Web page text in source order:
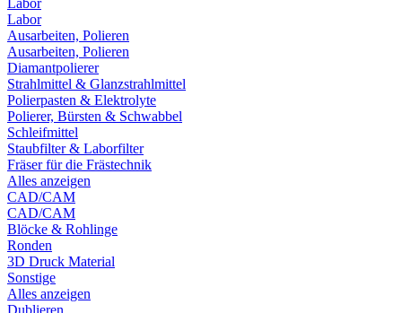
Labor
Labor
Ausarbeiten, Polieren
Ausarbeiten, Polieren
Diamantpolierer
Strahlmittel & Glanzstrahlmittel
Polierpasten & Elektrolyte
Polierer, Bürsten & Schwabbel
Schleifmittel
Staubfilter & Laborfilter
Fräser für die Frästechnik
Alles anzeigen
CAD/CAM
CAD/CAM
Blöcke & Rohlinge
Ronden
3D Druck Material
Sonstige
Alles anzeigen
Dublieren